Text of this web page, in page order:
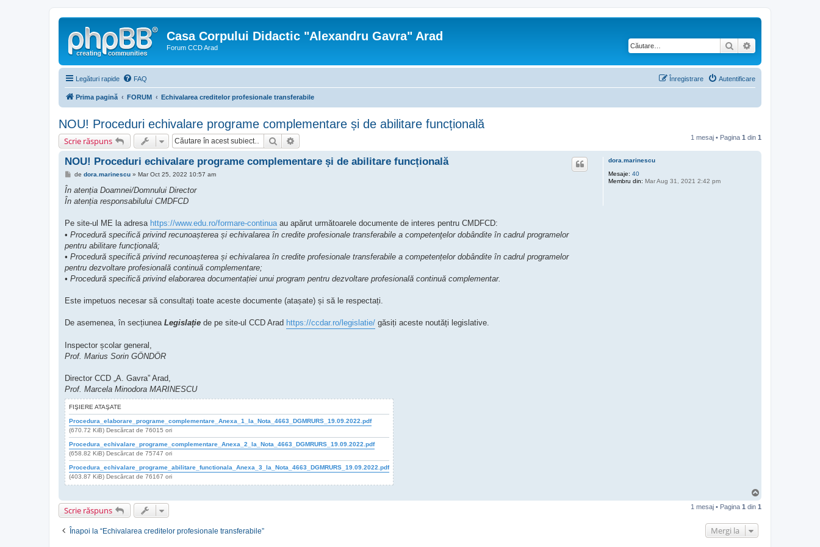
Casa Corpului Didactic "Alexandru Gavra" Arad
Forum CCD Arad Căutare
Legături rapide FAQ Autentificare
Înregistrare
Prima pagină FORUM Echivalarea creditelor profesionale transferabile
NOU! Proceduri echivalare programe complementare și de abilitare funcțională
Scrie răspuns Căutare 1 mesaj • Pagina 1 din 1
dora.marinescu
Mesaje: 40
Membru din: Mar Aug 31, 2021 2:42 pm
NOU! Proceduri echivalare programe complementare și de abilitare funcțională
M
s
de dora.marinescu» Mar Oct 25, 2022 10:57 am
În atenția Doamnei/Domnului Director
În atenția responsabilului CMDFCD
Pe site-ul ME la adresa https://www.edu.ro/formare-continua au apărut următoarele documente de interes pentru CMDFCD:
• Procedură specifică privind recunoașterea și echivalarea în credite profesionale transferabile a competenţelor dobândite în cadrul programelor
pentru abilitare funcţională;
• Procedură specifică privind recunoașterea și echivalarea în credite profesionale transferabile a competențelor dobândite în cadrul programelor
pentru dezvoltare profesională continuă complementare;
• Procedură specifică privind elaborarea documentației unui program pentru dezvoltare profesională continuă complementar.
Este impetuos necesar să consultați toate aceste documente (atașate) și să le respectați.
De asemenea, în secțiunea Legislație de pe site-ul CCD Arad https://ccdar.ro/legislatie/ găsiți aceste noutăți legislative.
Inspector școlar general,
Prof. Marius Sorin GÖNDÖR
Director CCD „A. Gavra” Arad,
Prof. Marcela Minodora MARINESCU
FIŞIERE ATAŞATE
Procedura_elaborare_programe_complementare_Anexa_1_la_Nota_4663_DGMRURS_19.09.2022.pdf
(670.72 KiB) Descărcat de 76015 ori
Procedura_echivalare_programe_complementare_Anexa_2_la_Nota_4663_DGMRURS_19.09.2022.pdf
(658.82 KiB) Descărcat de 75747 ori
Procedura_echivalare_programe_abilitare_functionala_Anexa_3_la_Nota_4663_DGMRURS_19.09.2022.pdf
(403.87 KiB) Descărcat de 76167 ori
s
Scrie răspuns 1 mesaj • Pagina 1 din 1
Înapoi la “Echivalarea creditelor profesionale transferabile” Mergi la